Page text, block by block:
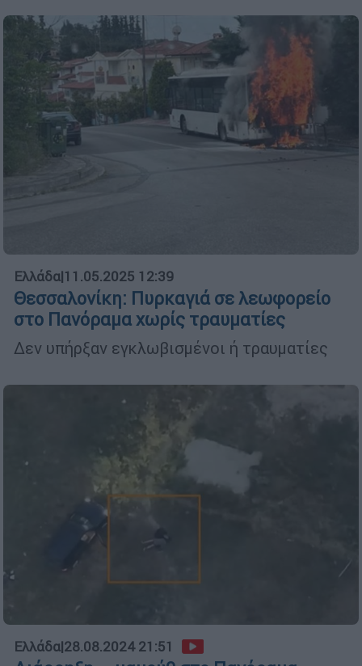
Ελλάδα|11.05.2025 12:39
Θεσσαλονίκη: Πυρκαγιά σε λεωφορείο
στο Πανόραμα χωρίς τραυματίες
Δεν υπήρξαν εγκλωβισμένοι ή τραυματίες
Ελλάδα|28.08.2024 21:51